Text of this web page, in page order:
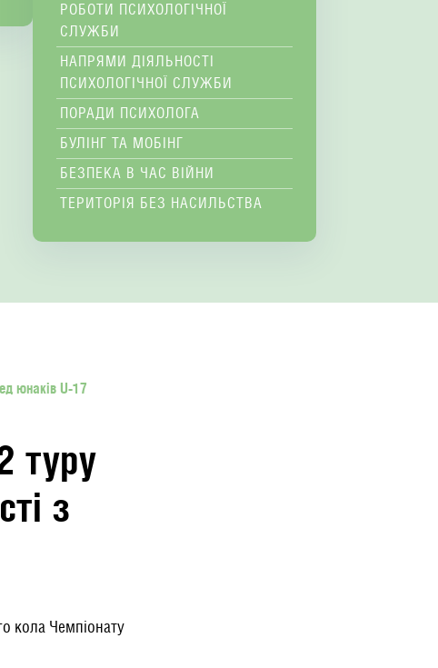
РОБОТИ ПСИХОЛОГІЧНОЇ
СЛУЖБИ
НАПРЯМИ ДІЯЛЬНОСТІ
ПСИХОЛОГІЧНОЇ СЛУЖБИ
ПОРАДИ ПСИХОЛОГА
БУЛІНГ ТА МОБІНГ
БЕЗПЕКА В ЧАС ВІЙНИ
ТЕРИТОРІЯ БЕЗ НАСИЛЬСТВА
юнаків U-17
туру
з
кола Чемпіонату